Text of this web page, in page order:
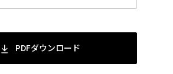
PDFダウンロード